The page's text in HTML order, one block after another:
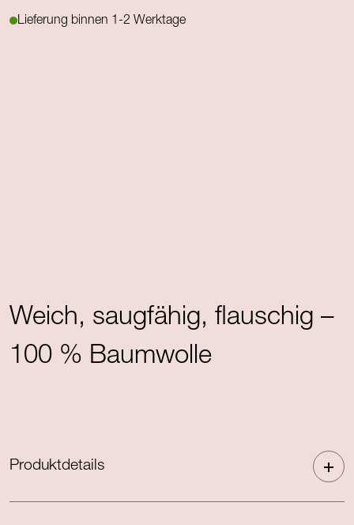
Lieferung binnen 1-2 Werktage
Weich, saugfähig, flauschig –
100 % Baumwolle
Produktdetails